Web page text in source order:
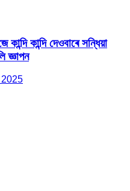
কান্দি দেওবাৰে সন্ধিয়া
জ্ঞাপন